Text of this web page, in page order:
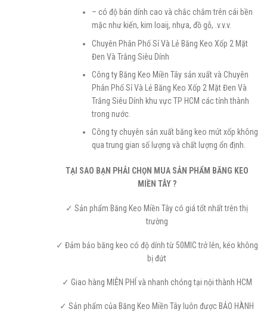
– có độ bán dính cao và chắc chắm trên cái bền
mặc như kiến, kim loaij, nhựa, đồ gỗ, .v.v.v.
Chuyên Phân Phố Sỉ Và Lẻ Băng Keo Xốp 2 Mặt
Đen Và Trắng Siêu Dính
Công ty Băng Keo Miền Tây sản xuất và Chuyên
Phân Phố Sỉ Và Lẻ Băng Keo Xốp 2 Mặt Đen Và
Trắng Siêu Dính khu vực TP HCM các tỉnh thành
trong nước.
Công ty chuyên sản xuất băng keo mút xốp không
qua trung gian số lượng và chất lượng ổn định.
TẠI SAO BẠN PHẢI CHỌN MUA SẢN PHẨM BĂNG KEO
MIỀN TÂY ?
✓ Sản phẩm Băng Keo Miền Tây có giá tốt nhất trên thị
trường
✓ Đảm bảo băng keo có độ dính từ 50MIC trở lên, kéo không
bị đứt
✓ Giao hàng MIỄN PHÍ và nhanh chóng tại nội thành HCM
✓ Sản phẩm của Băng Keo Miền Tây luôn được BẢO HÀNH